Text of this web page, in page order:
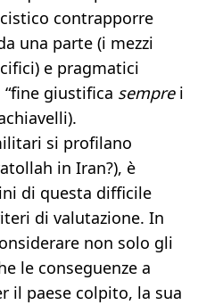
contrapporre
una parte (i mezzi
e pragmatici
“fine giustifica sempre i
si profilano
in Iran?), è
di questa difficile
di valutazione. In
non solo gli
le conseguenze a
il paese colpito, la sua